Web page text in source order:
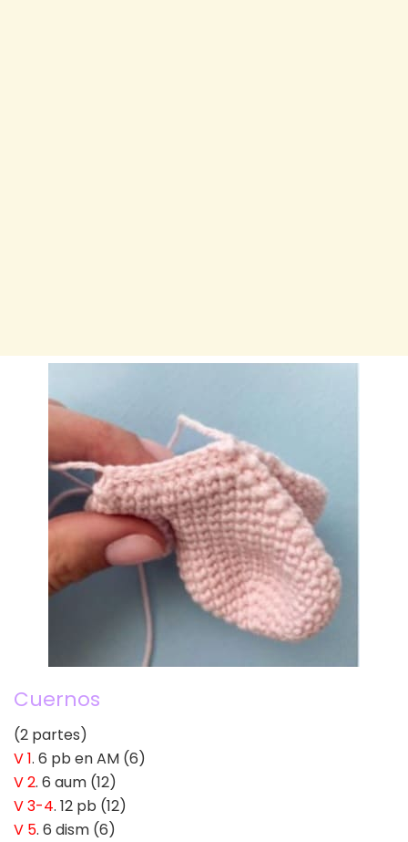
Cuernos
(2 partes)
V 1. 6 pb en AM (6)
V 2. 6 aum (12)
V 3-4. 12 pb (12)
V 5. 6 dism (6)